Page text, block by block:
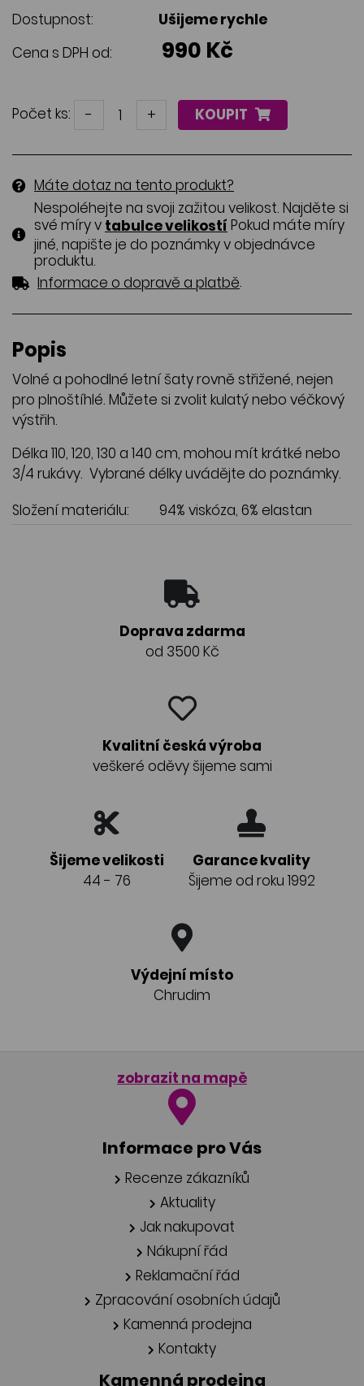
Dostupnost:
Ušijeme rychle
Cena s DPH od:
990 Kč
Počet ks: - + KOUPIT
Máte dotaz na tento produkt?
Nespoléhejte na svoji zažitou velikost. Najděte si
své míry v tabulce velikostí Pokud máte míry
jiné, napište je do poznámky v objednávce
produktu.
Informace o dopravě a platbě.
Popis
Volné a pohodlné letní šaty rovně střižené, nejen
pro plnoštíhlé. Můžete si zvolit kulatý nebo véčkový
výstřih.
Délka 110, 120, 130 a 140 cm, mohou mít krátké nebo
3/4 rukávy. Vybrané délky uvádějte do poznámky.
Složení materiálu:
94% viskóza, 6% elastan
Doprava zdarma
od 3500 Kč
Kvalitní česká výroba
veškeré oděvy šijeme sami
Šijeme velikosti
44 - 76
Garance kvality
Šijeme od roku 1992
Výdejní místo
Chrudim
zobrazit na mapě
Informace pro Vás
Recenze zákazníků
Aktuality
Jak nakupovat
Nákupní řád
Reklamační řád
Zpracování osobních údajů
Kamenná prodejna
Kontakty
Kamenná prodejna